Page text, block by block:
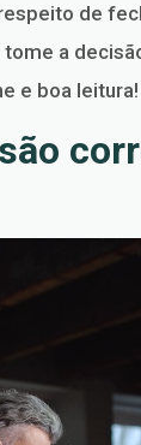
de
a
e boa leitura!